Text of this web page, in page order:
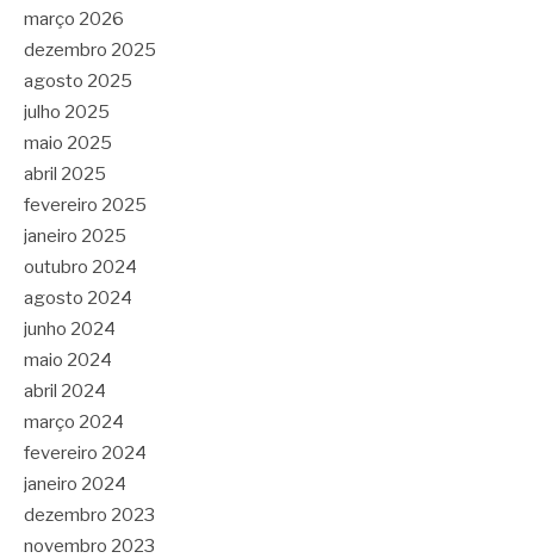
março 2026
dezembro 2025
agosto 2025
julho 2025
maio 2025
abril 2025
fevereiro 2025
janeiro 2025
outubro 2024
agosto 2024
junho 2024
maio 2024
abril 2024
março 2024
fevereiro 2024
janeiro 2024
dezembro 2023
novembro 2023